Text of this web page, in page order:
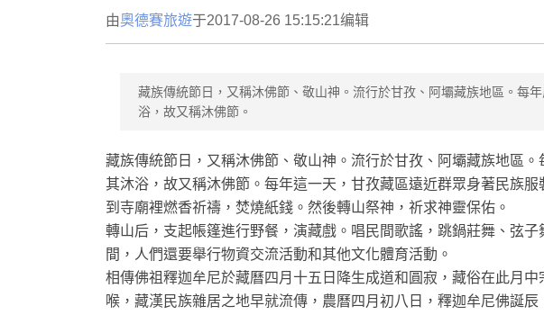
由奧德賽旅遊于2017-08-26 15:15:21编辑
藏族傳統節日，又稱沐佛節、敬山神。流行於甘孜、阿壩藏族地區。每
浴，故又稱沐佛節。
藏族傳統節日，又稱沐佛節、敬山神。流行於甘孜、阿壩藏族地區
其沐浴，故又稱沐佛節。每年這一天，甘孜藏區遠近群眾身著民族
到寺廟裡燃香祈禱，焚燒紙錢。然後轉山祭神，祈求神靈保佑。
轉山后，支起帳篷進行野餐，演藏戲。唱民間歌謠，跳鍋莊舞、弦
間，人們還要舉行物資交流活動和其他文化體育活動。
相傳佛祖釋迦牟尼於藏曆四月十五日降生成道和圓寂，藏俗在此月
喉，藏漢民族雜居之地早就流傳，農曆四月初八日，釋迦牟尼佛誕